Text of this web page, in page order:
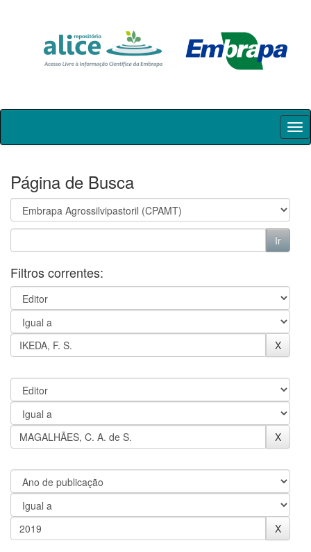
Skip
Página de Busca
Filtros correntes: